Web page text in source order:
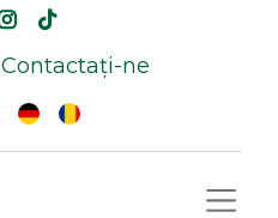
Contactați-ne